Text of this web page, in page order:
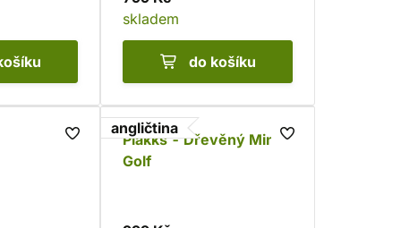
skladem
do košíku
angličtina
Plakks - Dřevěný Mini
Golf